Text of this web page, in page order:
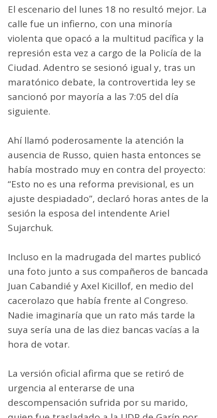
El escenario del lunes 18 no resultó mejor. La
calle fue un infierno, con una minoría
violenta que opacó a la multitud pacífica y la
represión esta vez a cargo de la Policía de la
Ciudad. Adentro se sesionó igual y, tras un
maratónico debate, la controvertida ley se
sancionó por mayoría a las 7:05 del día
siguiente.
Ahí llamó poderosamente la atención la
ausencia de Russo, quien hasta entonces se
había mostrado muy en contra del proyecto:
“Esto no es una reforma previsional, es un
ajuste despiadado”, declaró horas antes de la
sesión la esposa del intendente Ariel
Sujarchuk.
Incluso en la madrugada del martes publicó
una foto junto a sus compañeros de bancada
Juan Cabandié y Axel Kicillof, en medio del
cacerolazo que había frente al Congreso.
Nadie imaginaría que un rato más tarde la
suya sería una de las diez bancas vacías a la
hora de votar.
La versión oficial afirma que se retiró de
urgencia al enterarse de una
descompensación sufrida por su marido,